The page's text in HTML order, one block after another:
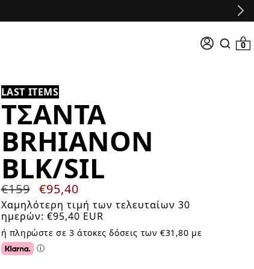
Σύνδεση
Search
0
0
LAST ITEMS
ΤΣΆΝΤΑ
BRHIANON
BLK/SIL
Κανονική
τιμή
€159
Τιμή
προσφοράς
€95,40
Χαμηλότερη τιμή των τελευταίων 30
ημερών: €95,40 EUR
ή πληρώστε σε 3 άτοκες δόσεις των €31,80 με
ⓘ